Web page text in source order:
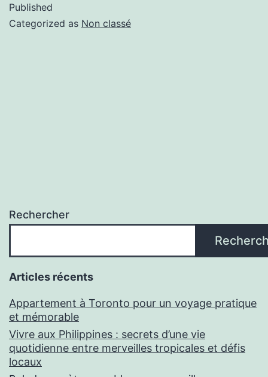
Published
Categorized as Non classé
Rechercher
Articles récents
Appartement à Toronto pour un voyage pratique
et mémorable
Vivre aux Philippines : secrets d’une vie
quotidienne entre merveilles tropicales et défis
locaux